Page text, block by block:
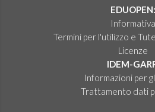
EDUOPEN:
Informativa
Termini per l'utilizzo e
Licenze
IDEM-
Informazioni per
Trattamento dati